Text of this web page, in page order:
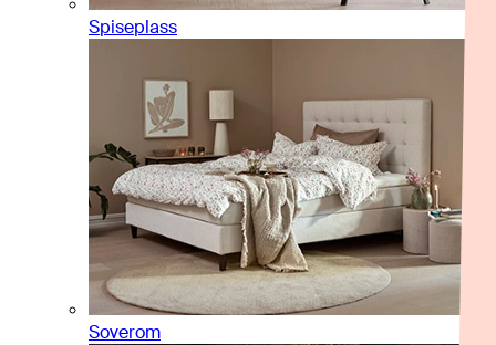
Spiseplass
Soverom